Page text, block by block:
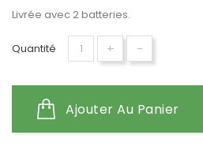
Livrée avec 2 batteries.
Quantité + -
Ajouter Au Panier